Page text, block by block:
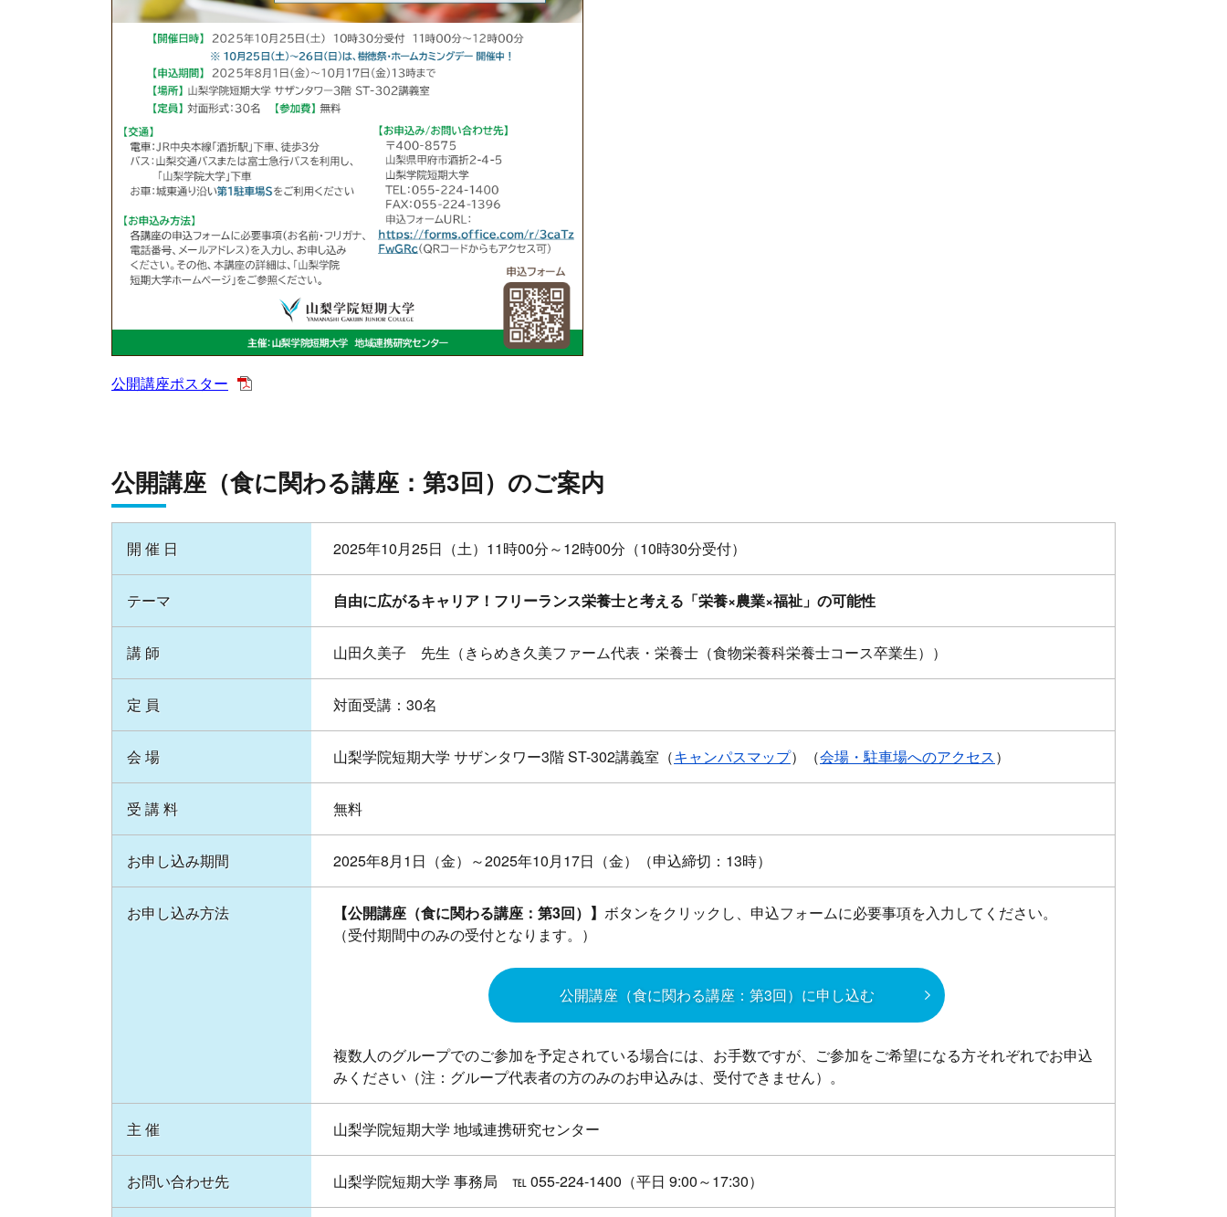
公開講座ポスター
公開講座（食に関わる講座：第3回）のご案内
開 催 日 2025年10月25日（土）11時00分～12時00分（10時30分受付）
テーマ 自由に広がるキャリア！フリーランス栄養士と考える「栄養×農業×福祉」の可能性
講 師 山田久美子 先生（きらめき久美ファーム代表・栄養士（食物栄養科栄養士コース卒業生））
定 員 対面受講：30名
会 場 山梨学院短期大学 サザンタワー3階 ST-302講義室（キャンパスマップ）（会場・駐車場へのアクセス）
受 講 料 無料
お申し込み期間 2025年8月1日（金）～2025年10月17日（金）（申込締切：13時）
お申し込み方法 【公開講座（食に関わる講座：第3回）】 ボタンをクリックし、申込フォームに必要事項を入力してください。
（受付期間中のみの受付となります。）
公開講座（食に関わる講座：第3回）に申し込む
複数人のグループでのご参加を予定されている場合には、お手数ですが、ご参加をご希望になる方それぞれでお申込
みください（注：グループ代表者の方のみのお申込みは、受付できません）。
主 催 山梨学院短期大学 地域連携研究センター
お問い合わせ先 山梨学院短期大学 事務局 ℡ 055-224-1400（平日 9:00～17:30）